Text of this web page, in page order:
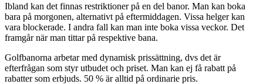
Ibland kan det finnas restriktioner på en del banor. Man kan boka
bara på morgonen, alternativt på eftermiddagen. Vissa helger kan
vara blockerade. I andra fall kan man inte boka vissa veckor. Det
framgår när man tittar på respektive bana.
Golfbanorna arbetar med dynamisk prissättning, dvs det är
efterfrågan som styr utbudet och priset. Man kan ej få rabatt på
rabatter som erbjuds. 50 % är alltid på ordinarie pris.